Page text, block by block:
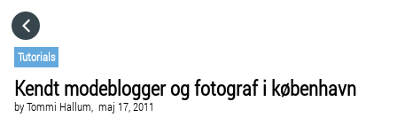
Tutorials
Kendt modeblogger og fotograf i københavn
byTommi Hallum, maj 17, 2011
CATEGORIES